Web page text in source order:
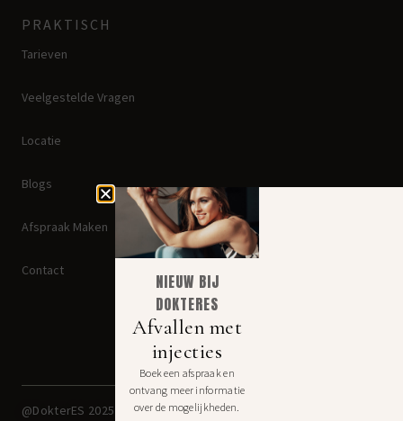
PRAKTISCH
Tarieven
Veelgestelde Vragen
Locatie
Blogs
Afspraak Maken
Contact
@DokterES 2025
Disclaimer: Jezelf mooier
maken kan lelijk uitpakken. Een
NIEUW BIJ
DOKTERES
Afvallen met
injecties
Boek een afspraak en
ontvang meer informatie
over de mogelijkheden.